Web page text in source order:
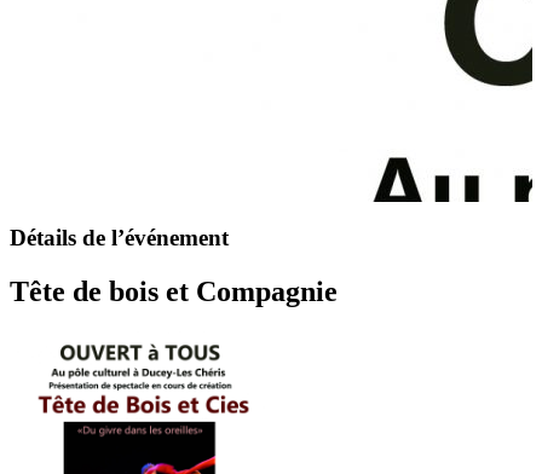
Détails de l’événement
Tête de bois et Compagnie